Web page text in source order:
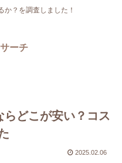
か？を調査しました！
ーチ
どこが安い？コス
2025.02.06